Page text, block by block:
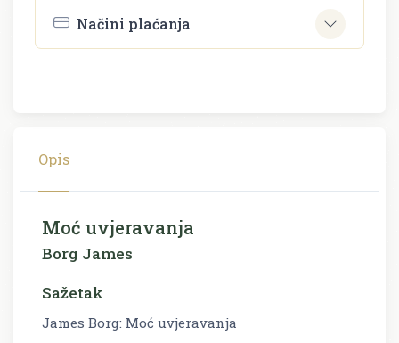
Načini plaćanja
Opis
Moć uvjeravanja
Borg James
Sažetak
James Borg: Moć uvjeravanja